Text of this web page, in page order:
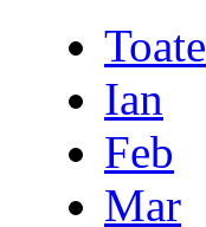
Toate
Ian
Feb
Mar